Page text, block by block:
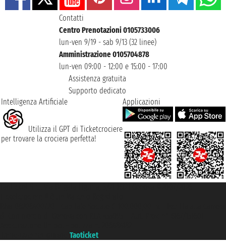
Contatti
Centro Prenotazioni 0105733006
lun-ven 9/19 - sab 9/13 (32 linee)
Amministrazione 0105704878
lun-ven 09:00 - 12:00 e 15:00 - 17:00
Assistenza gratuita
Supporto dedicato
Intelligenza Artificiale
Utilizza il GPT di Ticketcrociere
per trovare la crociera perfetta!
Applicazioni
Taoticket